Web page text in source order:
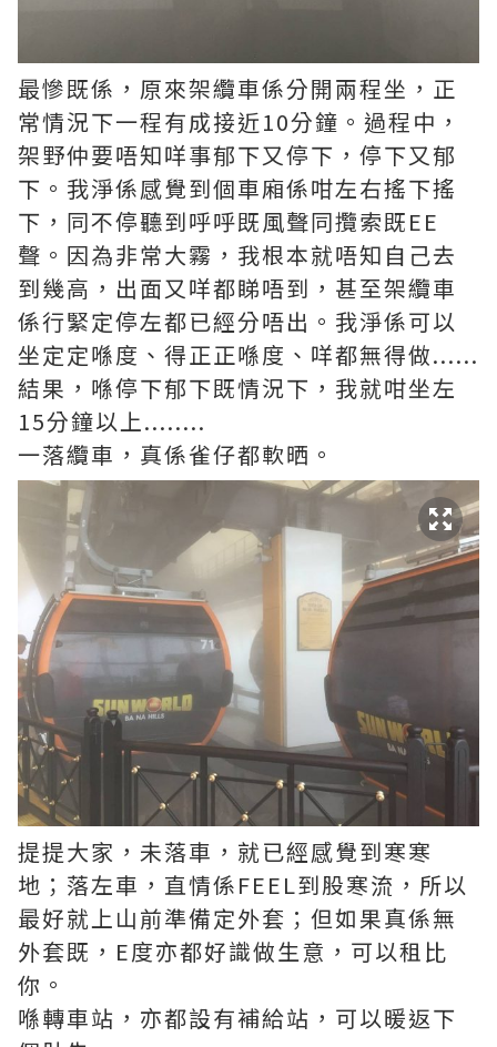
最慘既係，原來架纜車係分開兩程坐，正
常情況下一程有成接近10分鐘。過程中，
架野仲要唔知咩事郁下又停下，停下又郁
下。我淨係感覺到個車廂係咁左右搖下搖
下，同不停聽到呼呼既風聲同攬索既EE
聲。因為非常大霧，我根本就唔知自己去
到幾高，出面又咩都睇唔到，甚至架纜車
係行緊定停左都已經分唔出。我淨係可以
坐定定喺度、得正正喺度、咩都無得做......
結果，喺停下郁下既情況下，我就咁坐左
15分鐘以上........
一落纜車，真係雀仔都軟晒。
提提大家，未落車，就已經感覺到寒寒
地；落左車，直情係FEEL到股寒流，所以
最好就上山前準備定外套；但如果真係無
外套既，E度亦都好識做生意，可以租比
你。
喺轉車站，亦都設有補給站，可以暖返下